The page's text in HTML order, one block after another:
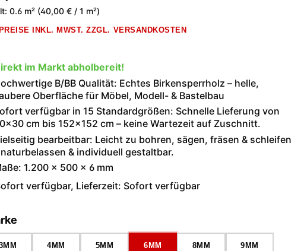
0.6 m² (40,00 € / 1 m²)
INKL. MWST. ZZGL. VERSANDKOSTEN
im Markt abholbereit!
B/BB Qualität: Echtes Birkensperrholz – helle,
Oberfläche für Möbel, Modell- & Bastelbau
verfügbar in 15 Standardgrößen: Schnelle Lieferung von
cm bis 152×152 cm – keine Wartezeit auf Zuschnitt.
bearbeitbar: Leicht zu bohren, sägen, fräsen & schleifen
& individuell gestaltbar.
1.200 × 500 × 6 mm
verfügbar, Lieferzeit: Sofort verfügbar
4MM 5MM 6MM 8MM 9MM